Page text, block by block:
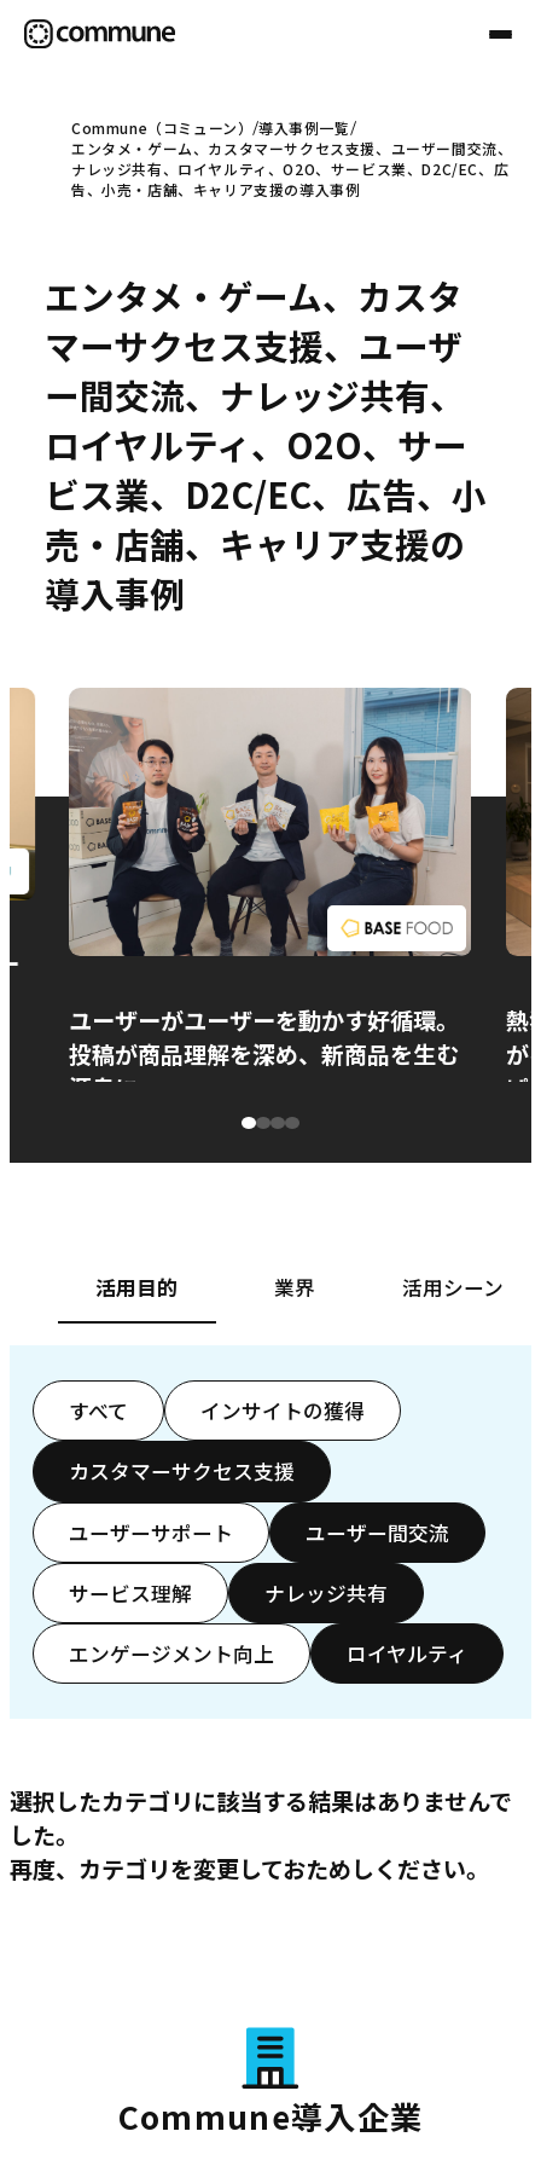
Communeについて
事例
セミナー
お役立ち情報
Commune（コミューン）
導入事例一覧
エンタメ・ゲーム、カスタマーサクセス支援、ユーザー間交流、
ナレッジ共有、ロイヤルティ、O2O、サービス業、D2C/EC、広
告、小売・店舗、キャリア支援の導入事例
エンタメ・ゲーム、カスタ
マーサクセス支援、ユーザ
ー間交流、ナレッジ共有、
ロイヤルティ、O2O、サー
ビス業、D2C/EC、広告、小
売・店舗、キャリア支援の
導入事例
ユーザーがユーザーを動かす好循環。
投稿が商品理解を深め、新商品を生む
源泉に
熱
が
ぱ
活用目的 業界 活用シーン
すべて インサイトの獲得
カスタマーサクセス支援
ユーザーサポート ユーザー間交流
サービス理解 ナレッジ共有
エンゲージメント向上 ロイヤルティ
選択したカテゴリに該当する結果はありませんで
した。
再度、カテゴリを変更しておためしください。
Commune導入企業